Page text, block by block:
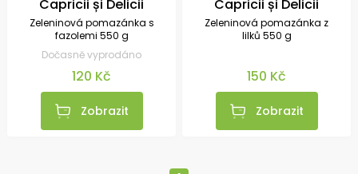
Capricii și Delicii
Zeleninová pomazánka s
fazolemi 550 g
Dočasně vyprodáno
120 Kč
Zobrazit
Capricii și Delicii
Zeleninová pomazánka z
lilků 550 g
150 Kč
Zobrazit